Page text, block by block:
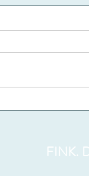
FINK.